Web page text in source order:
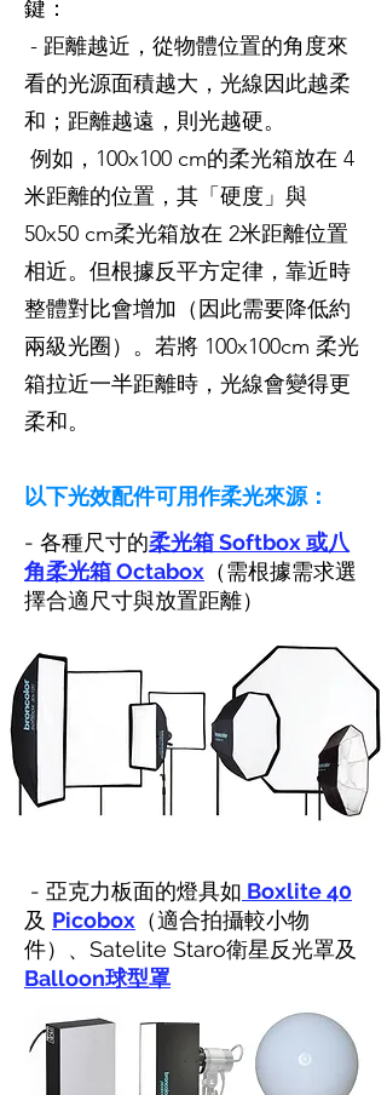
鍵：
- 距離越近，從物體位置的角度來
看的光源面積越大，光線因此越柔
和；距離越遠，則光越硬。
例如，100x100 cm的柔光箱放在 4
米距離的位置，其「硬度」與
50x50 cm柔光箱放在 2米距離位置
相近。但根據反平方定律，靠近時
整體對比會增加（因此需要降低約
兩級光圈）。若將 100x100cm 柔光
箱拉近一半距離時，光線會變得更
柔和。
以下光效配件可用作柔光來源：
- 各種尺寸的柔光箱 Softbox 或八
角柔光箱 Octabox （需根據需求選
擇合適尺寸與放置距離）
- 亞克力板面的燈具如 Boxlite 40
及 Picobox （適合拍攝較小物
件）、Satelite Staro衛星反光罩及
Balloon球型罩